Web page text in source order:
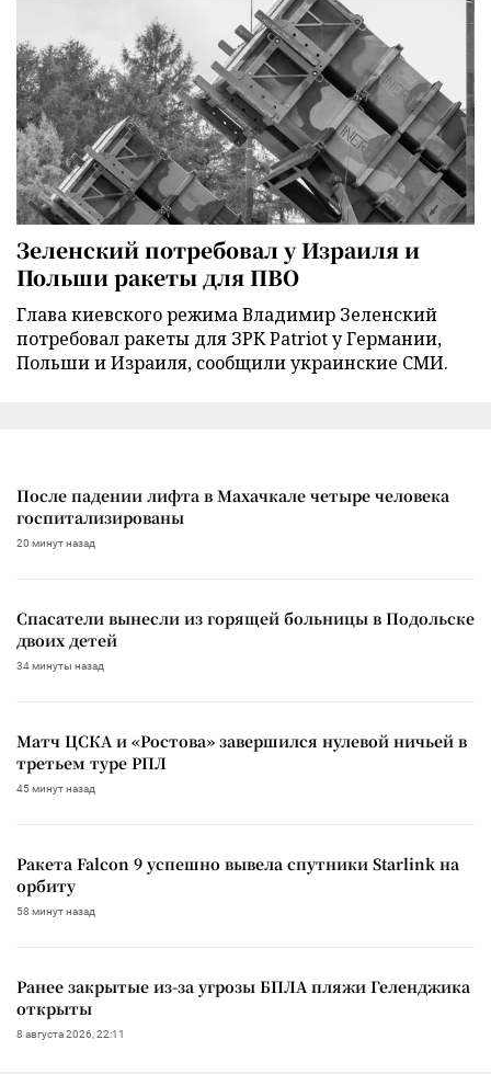
Зеленский потребовал у Израиля и
Польши ракеты для ПВО
Глава киевского режима Владимир Зеленский
потребовал ракеты для ЗРК Patriot у Германии,
Польши и Израиля, сообщили украинские СМИ.
После падении лифта в Махачкале четыре человека
госпитализированы
20 минут назад
Спасатели вынесли из горящей больницы в Подольске
двоих детей
34 минуты назад
Матч ЦСКА и «Ростова» завершился нулевой ничьей в
третьем туре РПЛ
45 минут назад
Ракета Falcon 9 успешно вывела спутники Starlink на
орбиту
58 минут назад
Ранее закрытые из-за угрозы БПЛА пляжи Геленджика
открыты
8 августа 2026, 22:11